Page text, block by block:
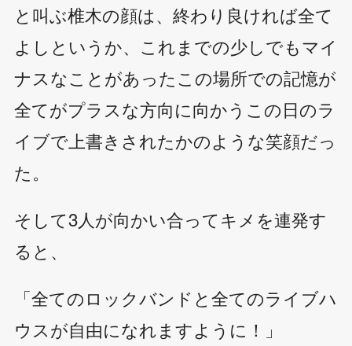
と叫ぶ椎木の顔は、終わり良ければ全て
よしというか、これまでの少しでもマイ
ナスなことがあったこの場所での記憶が
全てがプラスな方向に向かうこの日のラ
イブで上書きされたかのような笑顔だっ
た。
そして3人が向かい合ってキメを連発す
ると、
「全てのロックバンドと全てのライブハ
ウスが自由になれますように！」